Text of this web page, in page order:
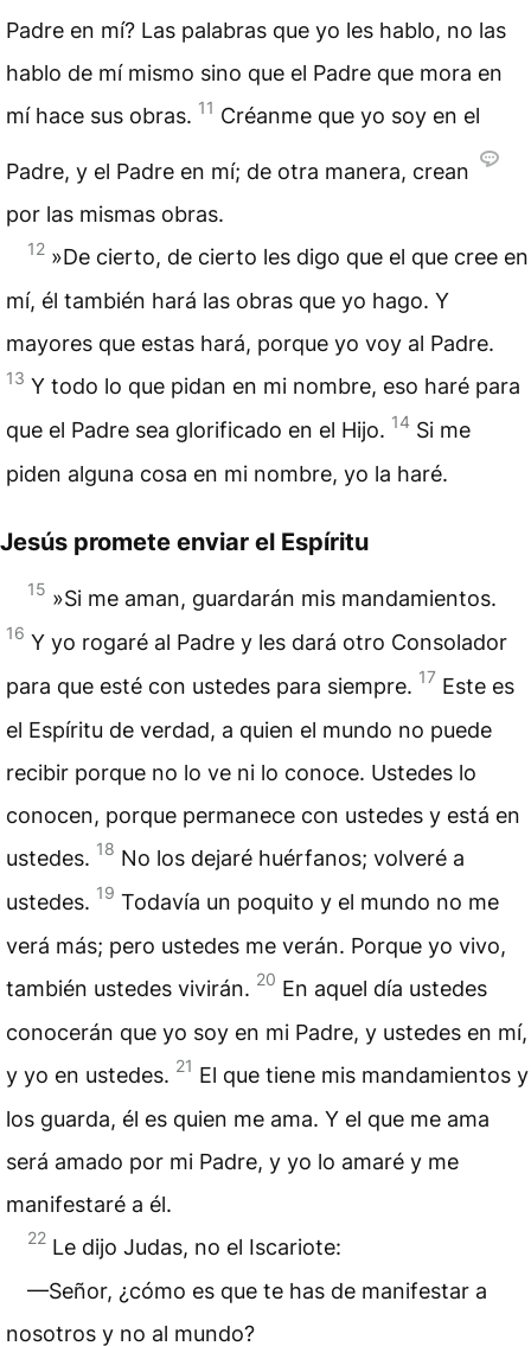
Padre en mí? Las palabras que yo les hablo, no las
hablo de mí mismo sino que el Padre que mora en
mí hace sus obras. 11 Créanme que yo soy en el
Padre, y el Padre en mí; de otra manera, crean
por las mismas obras.
12 »De cierto, de cierto les digo que el que cree en
mí, él también hará las obras que yo hago. Y
mayores que estas hará, porque yo voy al Padre.
13 Y todo lo que pidan en mi nombre, eso haré para
que el Padre sea glorificado en el Hijo. 14 Si me
piden alguna cosa en mi nombre, yo la haré.
Jesús promete enviar el Espíritu
15 »Si me aman, guardarán mis mandamientos.
16 Y yo rogaré al Padre y les dará otro Consolador
para que esté con ustedes para siempre. 17 Este es
el Espíritu de verdad, a quien el mundo no puede
recibir porque no lo ve ni lo conoce. Ustedes lo
conocen, porque permanece con ustedes y está en
ustedes. 18 No los dejaré huérfanos; volveré a
ustedes. 19 Todavía un poquito y el mundo no me
verá más; pero ustedes me verán. Porque yo vivo,
también ustedes vivirán. 20 En aquel día ustedes
conocerán que yo soy en mi Padre, y ustedes en mí,
y yo en ustedes. 21 El que tiene mis mandamientos y
los guarda, él es quien me ama. Y el que me ama
será amado por mi Padre, y yo lo amaré y me
manifestaré a él.
22 Le dijo Judas, no el Iscariote:
—Señor, ¿cómo es que te has de manifestar a
nosotros y no al mundo?